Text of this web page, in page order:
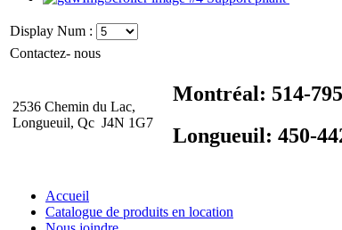
Display Num :
Contactez- nous
2536 Chemin du Lac,
Longueuil, Qc J4N 1G7
Montréal: 514-
Longueuil: 450-
Accueil
Catalogue de produits en location